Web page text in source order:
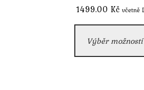
1499.00 Kč včetně
Výběr možností